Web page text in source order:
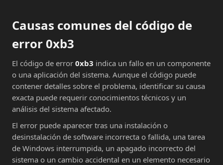
Causas comunes del código de
error 0xb3
El código de error 0xb3 indica un fallo en un componente
o una aplicación del sistema. Aunque el código puede
contener detalles sobre el problema, identificar su causa
exacta puede requerir conocimientos técnicos y un
análisis del sistema afectado.
El error puede aparecer tras una instalación o
desinstalación de software incorrecta o fallida, una tarea
de Windows interrumpida, un apagado incorrecto del
sistema o un cambio accidental en un elemento necesario